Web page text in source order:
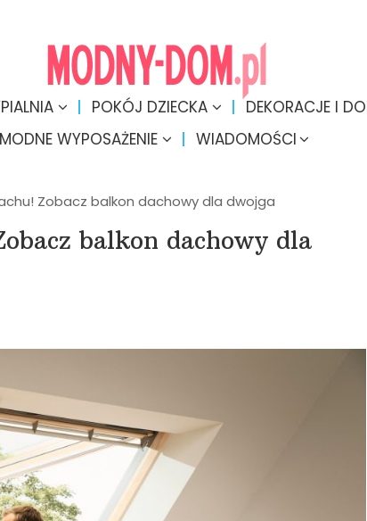
POKÓJ DZIECKA DEKORACJE I
MODNE WYPOSAŻENIE
WIADOMOŚCI
Zobacz balkon dachowy dla dwojga
balkon dachowy dla